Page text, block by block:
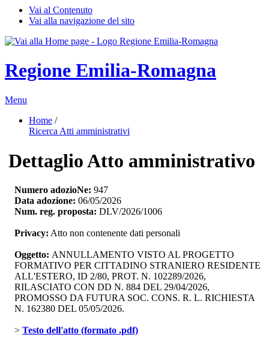
Vai al Contenuto
Vai alla navigazione del sito
Regione Emilia-Romagna
Menu
Home /
Ricerca Atti amministrativi
Dettaglio Atto amministrativo
Numero adozioNe: 947
Data adozione: 06/05/2026
Num. reg. proposta: DLV/2026/1006
Privacy: Atto non contenente dati personali
Oggetto: ANNULLAMENTO VISTO AL PROGETTO
FORMATIVO PER CITTADINO STRANIERO RESIDENTE
ALL'ESTERO, ID 2/80, PROT. N. 102289/2026,
RILASCIATO CON DD N. 884 DEL 29/04/2026,
PROMOSSO DA FUTURA SOC. CONS. R. L. RICHIESTA
N. 162380 DEL 05/05/2026.
> Testo dell'atto (formato .pdf)